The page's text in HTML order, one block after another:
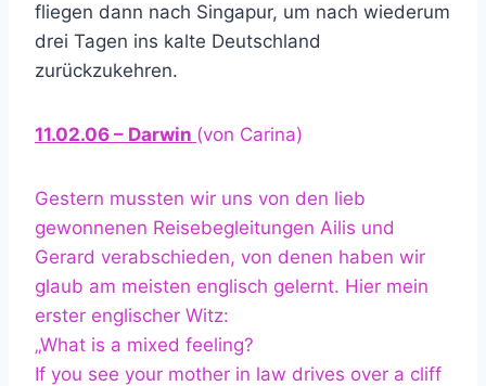
fliegen dann nach Singapur, um nach wiederum
drei Tagen ins kalte Deutschland
zurückzukehren.
11.02.06 – Darwin (von Carina)
Gestern mussten wir uns von den lieb
gewonnenen Reisebegleitungen Ailis und
Gerard verabschieden, von denen haben wir
glaub am meisten englisch gelernt. Hier mein
erster englischer Witz:
„What is a mixed feeling?
If you see your mother in law drives over a cliff